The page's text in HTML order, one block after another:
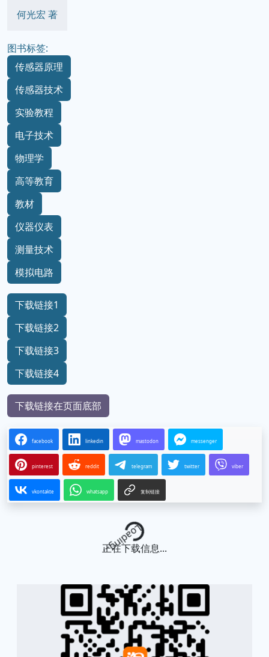
何光宏 著
图书标签:
传感器原理
传感器技术
实验教程
电子技术
物理学
高等教育
教材
仪器仪表
测量技术
模拟电路
下载链接1
下载链接2
下载链接3
下载链接4
下载链接在页面底部
facebook linkedin mastodon messenger
pinterest reddit telegram twitter viber
vkontakte whatsapp 复制链接
Loading...
正在下载信息...